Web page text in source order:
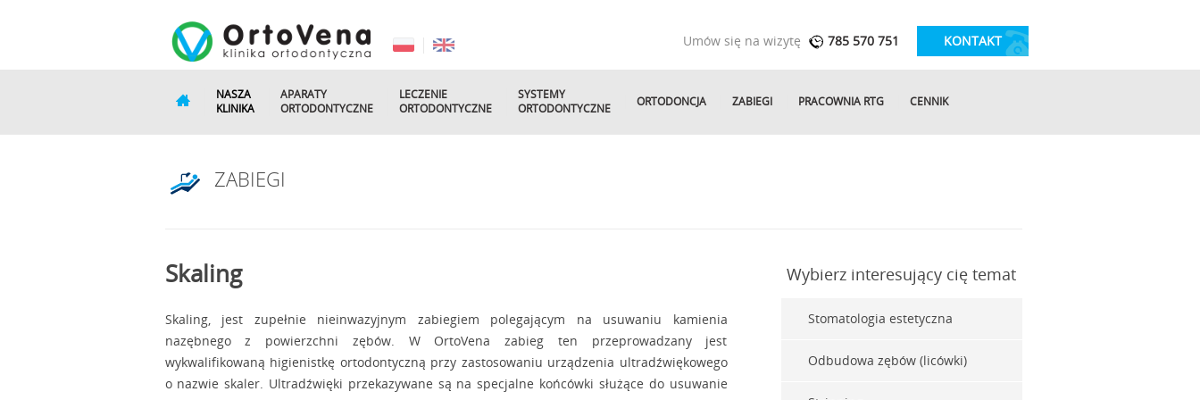
Umów się na wizytę 785 570 751 KONTAKT
NASZA
KLINIKA
APARATY
ORTODONTYCZNE
LECZENIE
ORTODONTYCZNE
SYSTEMY
ORTODONTYCZNE
ORTODONCJA ZABIEGI PRACOWNIA RTG CENNIK
ZABIEGI
Skaling
Skaling, jest zupełnie nieinwazyjnym zabiegiem polegającym na usuwaniu kamienia
nazębnego z powierzchni zębów. W OrtoVena zabieg ten przeprowadzany jest
wykwalifikowaną higienistkę ortodontyczną przy zastosowaniu urządzenia ultradźwiękowego
o nazwie skaler. Ultradźwięki przekazywane są na specjalne końcówki służące do usuwanie
Wybierz interesujący cię temat
Stomatologia estetyczna
Odbudowa zębów (licówki)